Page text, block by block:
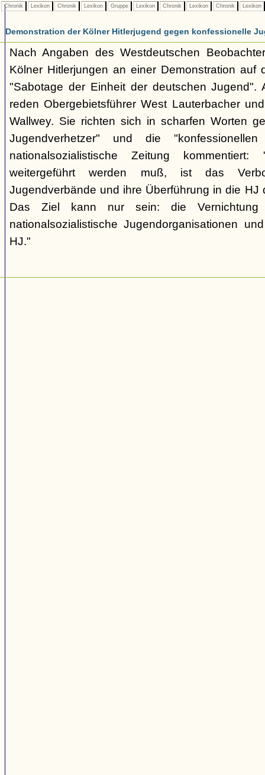
Chronik Lexikon Chronik Lexikon Gruppe Lexikon Chronik Lexikon Chronik Lexikon
Demonstration der Kölner Hitlerjugend gegen konfessionelle
Nach Angaben des Westdeutschen
Kölner Hitlerjungen an einer Demonstration auf
"Sabotage der Einheit der deutschen Jugend".
reden Obergebietsführer West Lauterbacher
Wallwey. Sie richten sich in scharfen Worten
Jugendverhetzer" und die
nationalsozialistische Zeitung
weitergeführt werden muß, ist das
Jugendverbände und ihre Überführung in die HJ
Das Ziel kann nur sein: die
nationalsozialistische Jugendorganisationen
HJ."